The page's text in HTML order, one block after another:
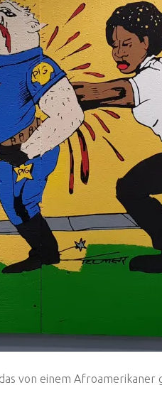
von einem